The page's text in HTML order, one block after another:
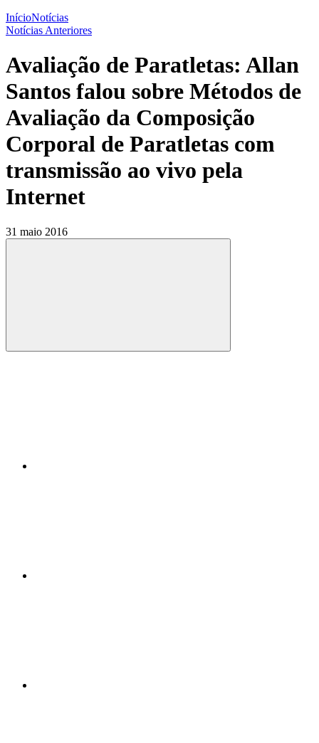
InícioNotícias
Notícias Anteriores
Avaliação de Paratletas: Allan
Santos falou sobre Métodos de
Avaliação da Composição
Corporal de Paratletas com
transmissão ao vivo pela
Internet
31 maio 2016
Compartilhar